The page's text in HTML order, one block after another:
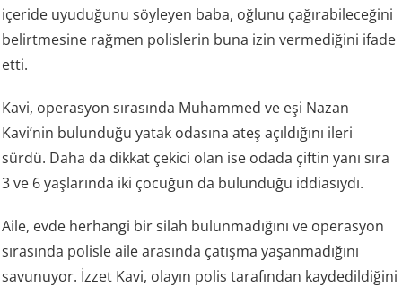
içeride uyuduğunu söyleyen baba, oğlunu çağırabileceğini
belirtmesine rağmen polislerin buna izin vermediğini ifade
etti.
Kavi, operasyon sırasında Muhammed ve eşi Nazan
Kavi’nin bulunduğu yatak odasına ateş açıldığını ileri
sürdü. Daha da dikkat çekici olan ise odada çiftin yanı sıra
3 ve 6 yaşlarında iki çocuğun da bulunduğu iddiasıydı.
Aile, evde herhangi bir silah bulunmadığını ve operasyon
sırasında polisle aile arasında çatışma yaşanmadığını
savunuyor. İzzet Kavi, olayın polis tarafından kaydedildiğini